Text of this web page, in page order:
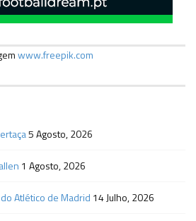
www.freepik.com
5 Agosto, 2026
1 Agosto, 2026
Atlético de Madrid 14 Julho, 2026